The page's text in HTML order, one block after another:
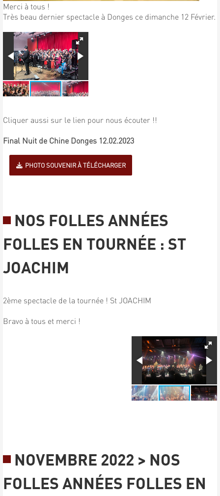
Merci à tous !
Très beau dernier spectacle à Donges ce dimanche 12 Février.
Cliquer aussi sur le lien pour nous écouter !!
Final Nuit de Chine Donges 12.02.2023
PHOTO SOUVENIR À TÉLÉCHARGER
NOS FOLLES ANNÉES
FOLLES EN TOURNÉE : ST
JOACHIM
2ème spectacle de la tournée ! St JOACHIM
Bravo à tous et merci !
NOVEMBRE 2022 > NOS
FOLLES ANNÉES FOLLES EN